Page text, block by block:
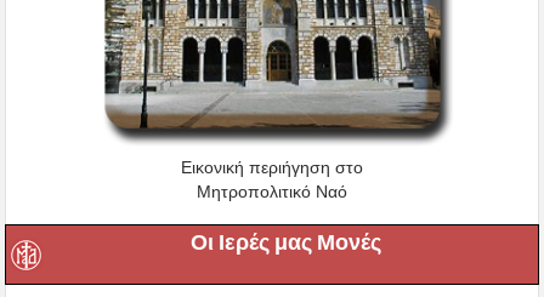
Εικονική περιήγηση στο
Μητροπολιτικό Ναό
Οι Ιερές μας Μονές